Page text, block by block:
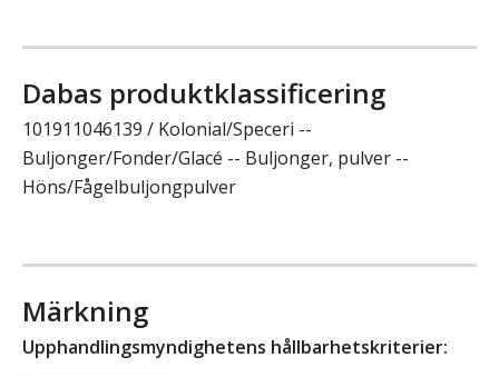
Dabas produktklassificering
101911046139 / Kolonial/Speceri --
Buljonger/Fonder/Glacé -- Buljonger, pulver --
Höns/Fågelbuljongpulver
Märkning
Upphandlingsmyndighetens hållbarhetskriterier: